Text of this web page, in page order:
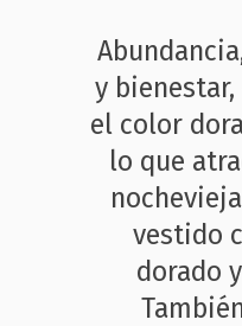
y
el color
lo que
vestido
dorado